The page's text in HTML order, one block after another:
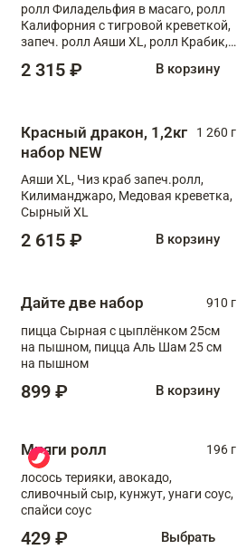
ролл Филадельфия в масаго, ролл
Калифорния с тигровой креветкой,
запеч. ролл Аяши XL, ролл Крабик,
2 315 ₽ В корзину
Красный дракон, 1,2кг
набор NEW
1 260 г
Аяши XL, Чиз краб запеч.ролл,
Килиманджаро, Медовая креветка,
Сырный XL
2 615 ₽ В корзину
Дайте две набор
910 г
пицца Сырная с цыплёнком 25см
на пышном, пицца Аль Шам 25 см
на пышном
899 ₽ В корзину
Мияги ролл
196 г
лосось терияки, авокадо,
сливочный сыр, кунжут, унаги соус,
спайси соус
429 ₽ Выбрать